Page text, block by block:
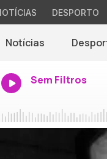
DESPORTO
Notícias
Sem Filtros